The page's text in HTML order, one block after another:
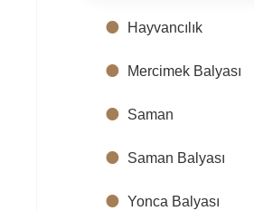
Hayvancılık
Mercimek Balyası
Saman
Saman Balyası
Yonca Balyası